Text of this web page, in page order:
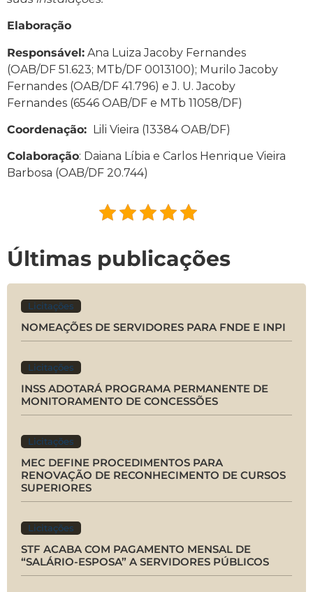
Elaboração
Responsável: Ana Luiza Jacoby Fernandes
(OAB/DF 51.623; MTb/DF 0013100); Murilo Jacoby
Fernandes (OAB/DF 41.796) e J. U. Jacoby
Fernandes (6546 OAB/DF e MTb 11058/DF)
Coordenação: Lili Vieira (13384 OAB/DF)
Colaboração: Daiana Líbia e Carlos Henrique Vieira
Barbosa (OAB/DF 20.744)
Últimas publicações
Licitações
NOMEAÇÕES DE SERVIDORES PARA FNDE E INPI
Licitações
INSS ADOTARÁ PROGRAMA PERMANENTE DE
MONITORAMENTO DE CONCESSÕES
Licitações
MEC DEFINE PROCEDIMENTOS PARA
RENOVAÇÃO DE RECONHECIMENTO DE CURSOS
SUPERIORES
Licitações
STF ACABA COM PAGAMENTO MENSAL DE
“SALÁRIO-ESPOSA” A SERVIDORES PÚBLICOS